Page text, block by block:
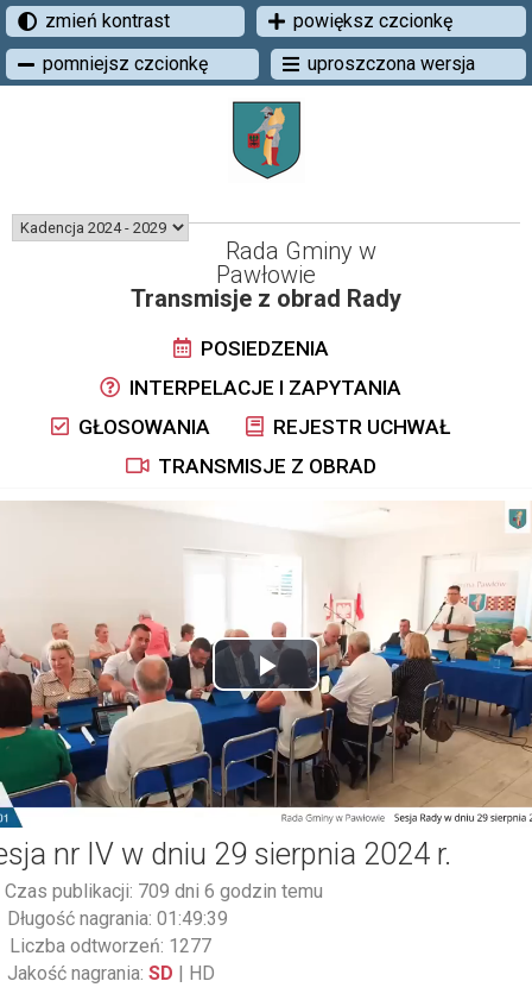
zmień kontrast
powiększ czcionkę
pomniejsz czcionkę
uproszczona wersja
Rada Gminy w
Pawłowie
Transmisje z obrad Rady
POSIEDZENIA
INTERPELACJE I ZAPYTANIA
GŁOSOWANIA
REJESTR UCHWAŁ
TRANSMISJE Z OBRAD
Play
Video
nr IV w dniu 29 sierpnia 2024 r.
Czas publikacji: 709 dni 6 godzin temu
Długość nagrania: 01:49:39
Liczba odtworzeń: 1277
Jakość nagrania: SD | HD